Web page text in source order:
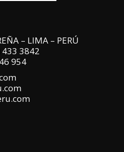
– LIMA – PERÚ
3842
954